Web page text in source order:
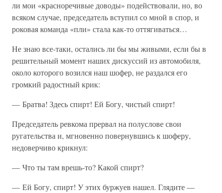
ли мои «красноречивые доводы» подействовали, но, во
всяком случае, председатель вступил со мной в спор, и
роковая команда «пли» стала как-то оттягиваться…
Не знаю все-таки, остались ли бы мы живыми, если бы в
решительный момент наших дискуссий из автомобиля,
около которого возился наш шофер, не раздался его
громкий радостный крик:
— Братва! Здесь спирт! Ей Богу, чистый спирт!
Председатель ревкома прервал на полуслове свои
ругательства и, мгновенно повернувшись к шоферу,
недоверчиво крикнул:
— Что ты там врешь-то? Какой спирт?
— Ей Богу, спирт! У этих буржуев нашел. Глядите —